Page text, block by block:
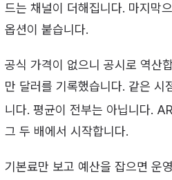
드는 채널이 더해집니다. 마지막
옵션이 붙습니다.
공식 가격이 없으니 공시로 역
만 달러를 기록했습니다. 같은
니다. 평균이 전부는 아닙니다.
그 두 배에서 시작합니다.
기본료만 보고 예산을 잡으면 운